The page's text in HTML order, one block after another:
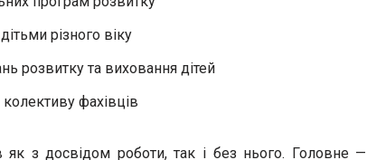
різного віку
розвитку та виховання дітей
фахівців
як з досвідом роботи, так і без нього.